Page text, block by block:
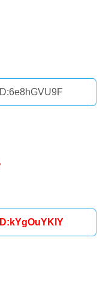
ID:6e8hGVU9F
ID:kYgOuYKlY